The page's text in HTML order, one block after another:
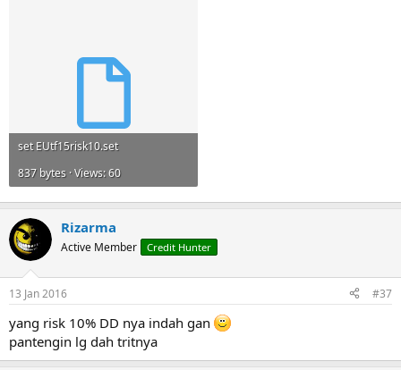
set EUtf15risk10.set
837 bytes · Views: 60
Rizarma
Active Member Credit Hunter
13 Jan 2016 #37
yang risk 10% DD nya indah gan
pantengin lg dah tritnya